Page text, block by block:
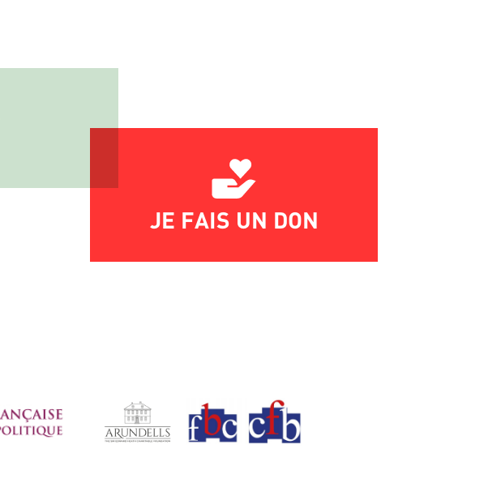
JE FAIS UN DON